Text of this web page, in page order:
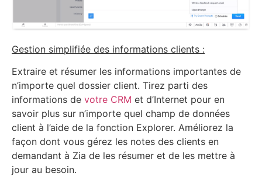
Gestion simplifiée des informations clients :
Extraire et résumer les informations importantes de
n’importe quel dossier client. Tirez parti des
informations de votre CRM et d’Internet pour en
savoir plus sur n’importe quel champ de données
client à l’aide de la fonction Explorer. Améliorez la
façon dont vous gérez les notes des clients en
demandant à Zia de les résumer et de les mettre à
jour au besoin.